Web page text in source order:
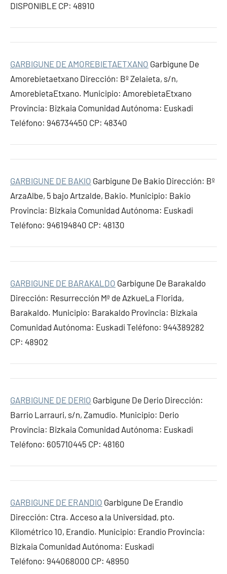
DISPONIBLE CP: 48910
GARBIGUNE DE AMOREBIETAETXANO Garbigune De
Amorebietaetxano Dirección: Bº Zelaieta, s/n,
AmorebietaEtxano. Municipio: AmorebietaEtxano
Provincia: Bizkaia Comunidad Autónoma: Euskadi
Teléfono: 946734450 CP: 48340
GARBIGUNE DE BAKIO Garbigune De Bakio Dirección: Bº
ArzaAlbe, 5 bajo Artzalde, Bakio. Municipio: Bakio
Provincia: Bizkaia Comunidad Autónoma: Euskadi
Teléfono: 946194840 CP: 48130
GARBIGUNE DE BARAKALDO Garbigune De Barakaldo
Dirección: Resurrección Mª de AzkueLa Florida,
Barakaldo. Municipio: Barakaldo Provincia: Bizkaia
Comunidad Autónoma: Euskadi Teléfono: 944389282
CP: 48902
GARBIGUNE DE DERIO Garbigune De Derio Dirección:
Barrio Larrauri, s/n, Zamudio. Municipio: Derio
Provincia: Bizkaia Comunidad Autónoma: Euskadi
Teléfono: 605710445 CP: 48160
GARBIGUNE DE ERANDIO Garbigune De Erandio
Dirección: Ctra. Acceso а la Universidad, pto.
Kilométrico 10, Erandio. Municipio: Erandio Provincia:
Bizkaia Comunidad Autónoma: Euskadi
Teléfono: 944068000 CP: 48950